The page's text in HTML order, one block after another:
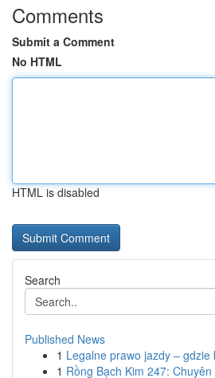
Comments
Submit a Comment
No HTML
HTML is disabled
Search
Published News
1 Legalne prawo jazdy –
1 Rồng Bạch Kim 247: